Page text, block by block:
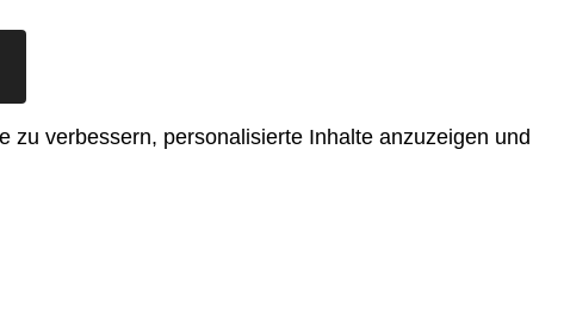
verbessern, personalisierte Inhalte anzuzeigen und